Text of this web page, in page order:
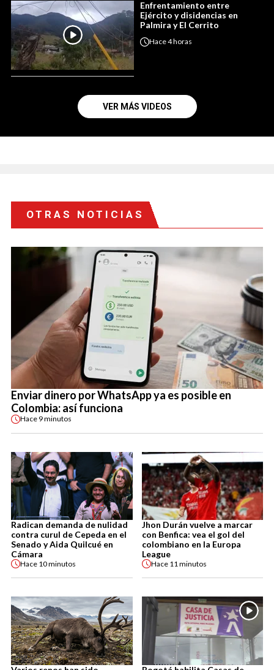
Enfrentamiento entre
Ejército y disidencias en
Palmira y El Cerrito
Hace4 horas
VER MÁS VIDEOS
OTRAS NOTICIAS
Enviar dinero por WhatsApp ya es posible en
Colombia: así funciona
Hace 9 minutos
Radican demanda de nulidad
contra curul de Cepeda en el
Senado y Aida Quilcué en
Cámara
Hace 10 minutos
Jhon Durán vuelve a marcar
con Benfica: vea el gol del
colombiano en la Europa
League
Hace 11 minutos